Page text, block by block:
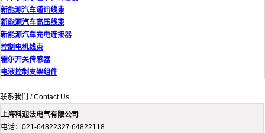
新能源汽车通讯线束
新能源汽车高压线束
新能源汽车充电连接器
控制电机线束
霍尔开关传感器
电液控制支架组件
联系我们 / Contact Us
上海科迎法电气有限公司
电话：021-64822327 64822118